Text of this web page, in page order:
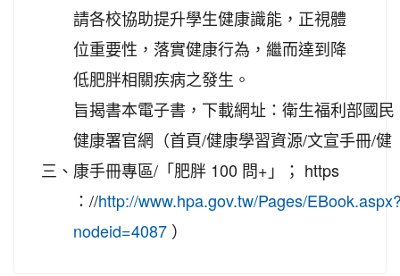
請各校協助提升學生健康識能，正視體
位重要性，落實健康行為，繼而達到降
低肥胖相關疾病之發生。
三、
旨揭書本電子書，下載網址：衛生福利部國民
健康署官網（首頁/健康學習資源/文宣手冊/健
康手冊專區/「肥胖 100 問+」； https
：//http://www.hpa.gov.tw/Pages/
nodeid=4087 ）